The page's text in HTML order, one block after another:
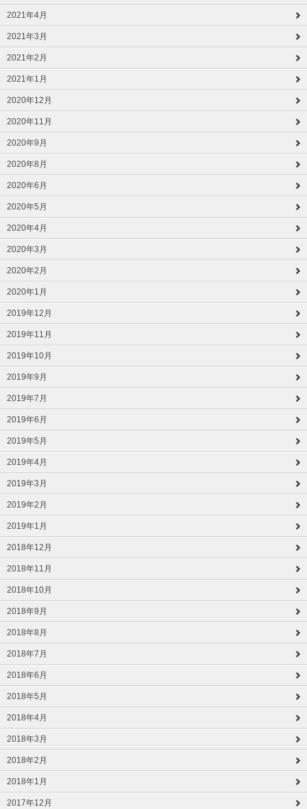
2021年4月
2021年3月
2021年2月
2021年1月
2020年12月
2020年11月
2020年9月
2020年8月
2020年6月
2020年5月
2020年4月
2020年3月
2020年2月
2020年1月
2019年12月
2019年11月
2019年10月
2019年9月
2019年7月
2019年6月
2019年5月
2019年4月
2019年3月
2019年2月
2019年1月
2018年12月
2018年11月
2018年10月
2018年9月
2018年8月
2018年7月
2018年6月
2018年5月
2018年4月
2018年3月
2018年2月
2018年1月
2017年12月